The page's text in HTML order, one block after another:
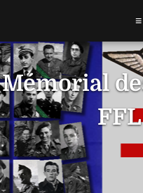
Mémorial
≡